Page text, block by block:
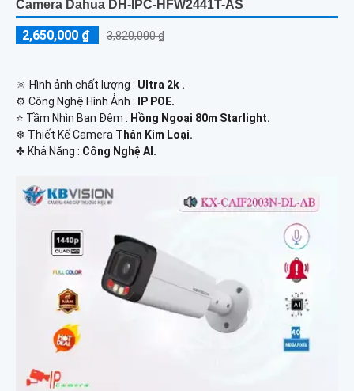
Camera Dahua DH-IPC-HFW2441T-AS
2,650,000 ₫ 3,820,000 ₫
🔆 Hình ảnh chất lượng : Ultra 2k .
⚙ Công Nghệ Hình Ảnh :
IP POE.
⭐ Tầm Nhìn Ban Đêm : Hồng Ngoại 80m Starlight.
❄ Thiết Kế Camera Thân Kim Loại.
️✤ Khả Năng : Công Nghệ AI.